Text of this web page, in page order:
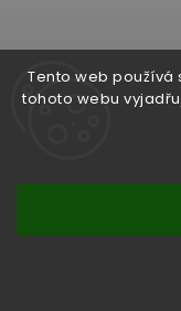
Tento web
tohoto webu